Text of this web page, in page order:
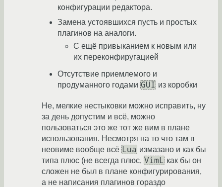
конфигурации редактора.
Замена устоявшихся пусть и простых
плагинов на аналоги.
С ещё привыканием к новым или
их переконфиругацией
Отсутствие приемлемого и
продуманного годами GUI из коробки
Не, мелкие нестыковки можно исправить, ну
за день допустим и всё, можно
пользоваться это же тот же вим в плане
использования. Несмотря на то что там в
неовиме вообще всё Lua измазано и как бы
типа плюс (не всегда плюс, VimL как бы он
сложен не был в плане конфигурирования,
а не написания плагинов гораздо